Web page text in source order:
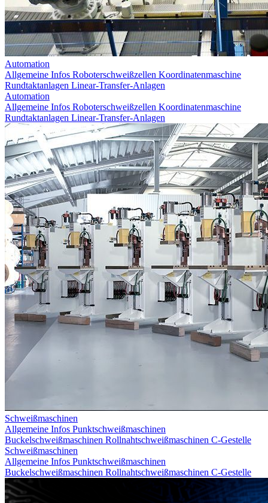
Automation
Allgemeine Infos Roboterschweißzellen Koordinatenmaschine
Rundtaktanlagen Linear-Transfer-Anlagen
Automation
Allgemeine Infos Roboterschweißzellen Koordinatenmaschine
Rundtaktanlagen Linear-Transfer-Anlagen
Schweißmaschinen
Allgemeine Infos Punktschweißmaschinen
Buckelschweißmaschinen Rollnahtschweißmaschinen C-Gestelle
Schweißmaschinen
Allgemeine Infos Punktschweißmaschinen
Buckelschweißmaschinen Rollnahtschweißmaschinen C-Gestelle